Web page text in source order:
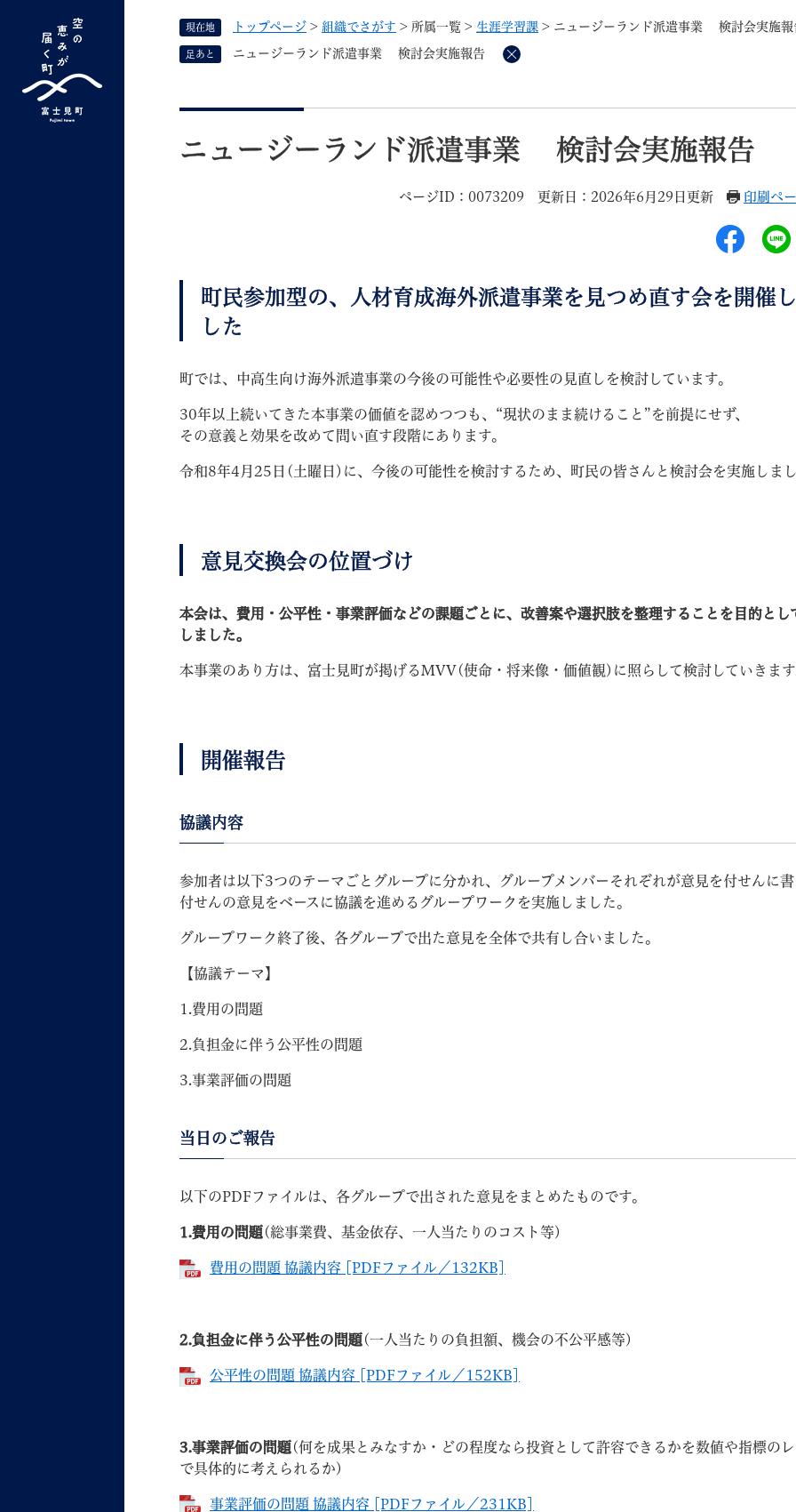
キーワード検索
ム
索
すべて ページ PDF 記事ID検
よく検索されるキーワード ： 新型コロナ ふるさと納税 特別定額給付金 マイナンバー 学習支援 戸籍
くらしの情報
妊娠・出産
Foreign language 音声読み上げ 背景色 白 黒 青 文字サイズ 標準 拡大 ページを一時保存す
現在地 トップページ > 組織でさがす > 所属一覧 > 生涯学習課 > ニュージーランド派遣事業 検討会実施報
足あと ニュージーランド派遣事業 検討会実施報告
削
文
ニュージーランド派遣事業 検討会実施報告
ページID：0073209 更新日：2026年6月29日更新 印刷ペ
町民参加型の、人材育成海外派遣事業を見つめ直す会を開催
した
町では、中高生向け海外派遣事業の今後の可能性や必要性の見直しを検討しています。
30年以上続いてきた本事業の価値を認めつつも、“現状のまま続けること”を前提にせず、
その意義と効果を改めて問い直す段階にあります。
令和8年4月25日(土曜日)に、今後の可能性を検討するため、町民の皆さんと検討会を実施しま
意見交換会の位置づけ
本会は、費用・公平性・事業評価などの課題ごとに、改善案や選択肢を整理することを目的とし
しました。
本事業のあり方は、富士見町が掲げるMVV(使命・将来像・価値観)に照らして検討していきま
開催報告
協議内容
参加者は以下3つのテーマごとグループに分かれ、グループメンバーそれぞれが意見を付せんに
付せんの意見をベースに協議を進めるグループワークを実施しました。
グループワーク終了後、各グループで出た意見を全体で共有し合いました。
【協議テーマ】
1.費用の問題
2.負担金に伴う公平性の問題
3.事業評価の問題
当日のご報告
以下のPDFファイルは、各グループで出された意見をまとめたものです。
1.費用の問題(総事業費、基金依存、一人当たりのコスト等)
費用の問題 協議内容 [PDFファイル／132KB]
2.負担金に伴う公平性の問題(一人当たりの負担額、機会の不公平感等)
公平性の問題 協議内容 [PDFファイル／152KB]
3.事業評価の問題(何を成果とみなすか・どの程度なら投資として許容できるかを数値や指標の
で具体的に考えられるか)
事業評価の問題 協議内容 [PDFファイル／231KB]